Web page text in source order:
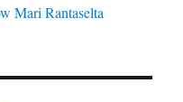
Mari Rantaselta